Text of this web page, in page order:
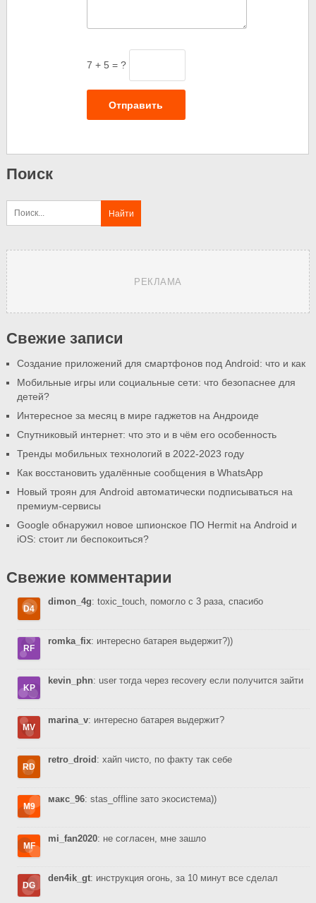
7 + 5 = ?
Отправить
Поиск
РЕКЛАМА
Свежие записи
Создание приложений для смартфонов под Android: что и как
Мобильные игры или социальные сети: что безопаснее для
детей?
Интересное за месяц в мире гаджетов на Андроиде
Спутниковый интернет: что это и в чём его особенность
Тренды мобильных технологий в 2022-2023 году
Как восстановить удалённые сообщения в WhatsApp
Новый троян для Android автоматически подписываться на
премиум-сервисы
Google обнаружил новое шпионское ПО Hermit на Android и
iOS: стоит ли беспокоиться?
Свежие комментарии
dimon_4g: toxic_touch, помогло с 3 раза, спасибо
romka_fix: интересно батарея выдержит?))
kevin_phn: user тогда через recovery если получится зайти
marina_v: интересно батарея выдержит?
retro_droid : хайп чисто, по факту так себе
макс_96: stas_offline зато экосистема))
mi_fan2020: не согласен, мне зашло
den4ik_gt: инструкция огонь, за 10 минут все сделал